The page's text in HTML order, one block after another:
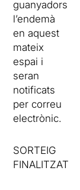
guanyadors
l’endemà
en aquest
mateix
espai i
seran
notificats
per correu
electrònic.
SORTEIG
FINALITZAT